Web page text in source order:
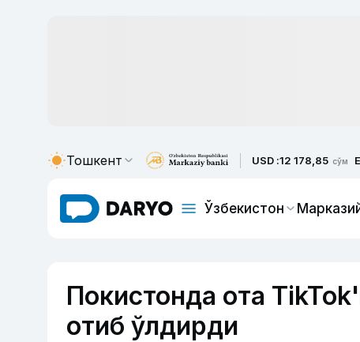
Тошкент USD :12 178,85 сўм
Ўзбекистон
Покистонда ота
отиб ўлдирди